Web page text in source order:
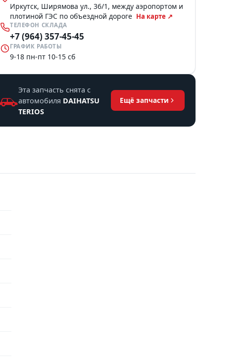
Иркутск, Ширямова ул., 36/1, между аэропортом и
плотиной ГЭС по объездной дороге На карте ↗
ТЕЛЕФОН СКЛАДА
+7 (964) 357-45-45
ГРАФИК РАБОТЫ
9-18 пн-пт 10-15 сб
Эта запчасть снята с
автомобиля DAIHATSU
TERIOS
Ещё запчасти